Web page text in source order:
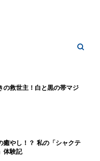
の救世主！白と黒の帯マジ
癒やし！？ 私の「シャクテ
体験記